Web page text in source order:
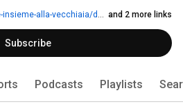
vecchiaia/dp/B0CP2V91DH and 2 more links
Subscribe
Podcasts Playlists